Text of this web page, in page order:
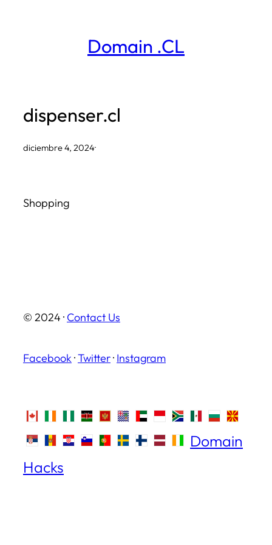
Domain .CL
dispenser.cl
diciembre 4, 2024·
Shopping
© 2024 · Contact Us
Facebook ·Twitter· Instagram
Domain
Hacks